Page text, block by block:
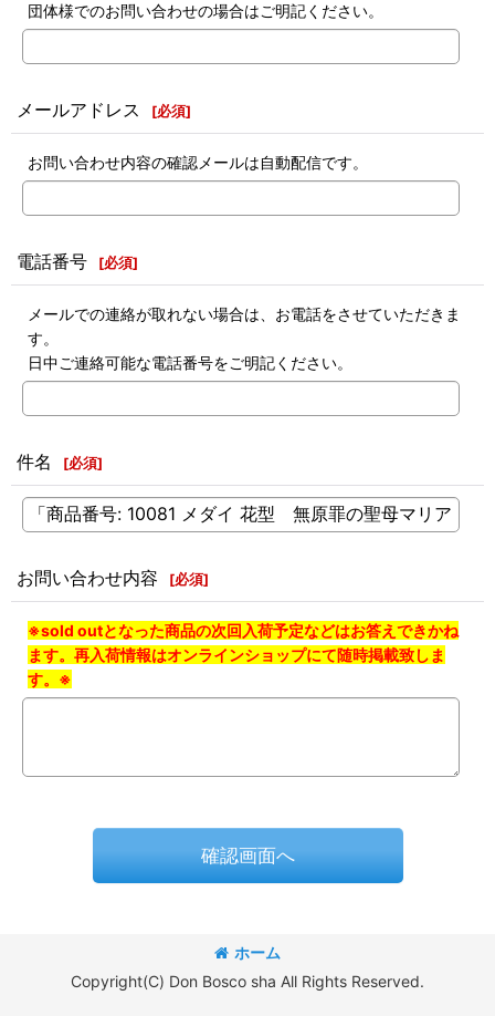
団体様でのお問い合わせの場合はご明記ください。
メールアドレス [必須]
お問い合わせ内容の確認メールは自動配信です。
電話番号 [必須]
メールでの連絡が取れない場合は、お電話をさせていただきま
す。
日中ご連絡可能な電話番号をご明記ください。
件名 [必須]
お問い合わせ内容 [必須]
※sold outとなった商品の次回入荷予定などはお答えできかね
ます。再入荷情報はオンラインショップにて随時掲載致しま
す。※
確認画面へ
ホーム
Copyright(C) Don Bosco sha All Rights Reserved.